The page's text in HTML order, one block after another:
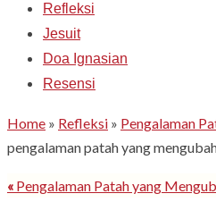
Refleksi
Jesuit
Doa Ignasian
Resensi
Home » Refleksi » Pengalaman
pengalaman patah yang
« Pengalaman Patah yang